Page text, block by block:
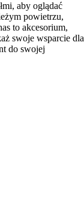
aby oglądać
powietrzu,
to akcesorium,
swoje wsparcie dla
do swojej